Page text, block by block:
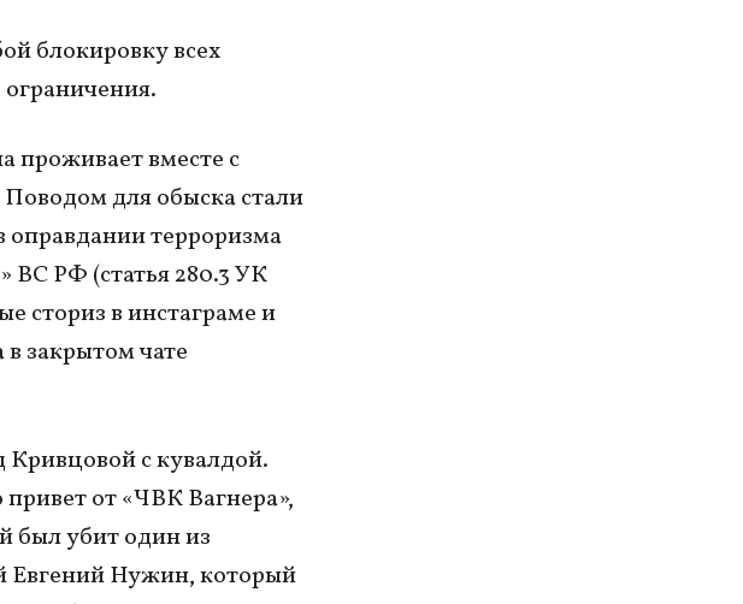
блокировку всех
проживает вместе с
для обыска стали
оправдании терроризма
ВС РФ (статья 280.3 УК
сториз в инстаграме и
закрытом чате
Кривцовой с кувалдой.
от «ЧВК Вагнера»,
был убит один из
Евгений Нужин, который